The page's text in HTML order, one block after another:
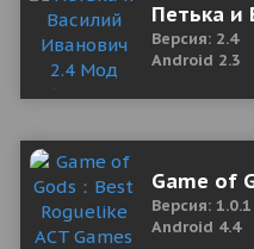
Петька и
Версия: 2.4
Android 2.3
Game of
Версия: 1.0.1
Android 4.4